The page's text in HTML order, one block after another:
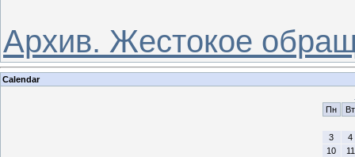
Архив. Жестокое
Calendar
Пн
Вт
3
4
10
11